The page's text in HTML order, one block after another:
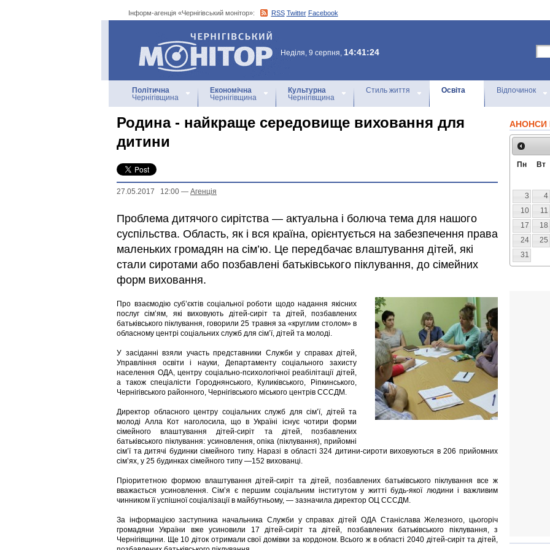
Інформ-агенція «Чернігівський монітор»: RSS Twitter Facebook
Інформ-агенція
«Чернігівський монітор»
Неділя, 9 серпня, 14:41:24
Політична
Чернігівщина
Економічна
Чернігівщина
Культурна
Чернігівщина
Стиль життя Освіта Відпочинок
Родина - найкраще середовище виховання для
дитини
27.05.2017 12:00 — Агенцiя
Проблема дитячого сирітства — актуальна і болюча тема для нашого
суспільства. Область, як і вся країна, орієнтується на забезпечення права
маленьких громадян на сім’ю. Це передбачає влаштування дітей, які
стали сиротами або позбавлені батьківського піклування, до сімейних
форм виховання.
Про взаємодію суб’єктів соціальної роботи щодо надання якісних
послуг сім’ям, які виховують дітей-сиріт та дітей, позбавлених
батьківського піклування, говорили 25 травня за «круглим столом» в
обласному центрі соціальних служб для сім’ї, дітей та молоді.
У засіданні взяли участь представники Служби у справах дітей,
Управління освіти і науки, Департаменту соціального захисту
населення ОДА, центру соціально-психологічної реабілітації дітей,
а також спеціалісти Городнянського, Куликівського, Ріпкинського,
Чернігівського районного, Чернігівського міського центрів СССДМ.
Директор обласного центру соціальних служб для сім’ї, дітей та
молоді Алла Кот наголосила, що в Україні існує чотири форми
сімейного влаштування дітей-сиріт та дітей, позбавлених
батьківського піклування: усиновлення, опіка (піклування), прийомні
сім’ї та дитячі будинки сімейного типу. Наразі в області 324 дитини-сироти виховуються в 206 прийомних
сім’ях, у 25 будинках сімейного типу —152 вихованці.
Пріоритетною формою влаштування дітей-сиріт та дітей, позбавлених батьківського піклування все ж
вважається усиновлення. Сім’я є першим соціальним інститутом у житті будь-якої людини і важливим
чинником її успішної соціалізації в майбутньому, — зазначила директор ОЦ СССДМ.
За інформацією заступника начальника Служби у справах дітей ОДА Станіслава Железного, цьогоріч
громадяни України вже усиновили 17 дітей-сиріт та дітей, позбавлених батьківського піклування, з
Чернігівщини. Ще 10 діток отримали свої домівки за кордоном. Всього ж в області 2040 дітей-сиріт та дітей,
АНОНСИ
Пн Вт
3
4
10
11
17
18
24
25
31